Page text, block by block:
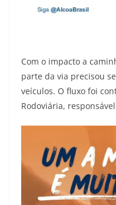
Com o impacto a
parte da via precisou
veículos. O fluxo foi
Rodoviária,